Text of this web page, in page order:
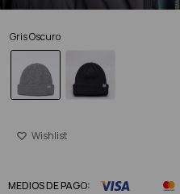
Gris Oscuro
MEDIOS DE PAGO: